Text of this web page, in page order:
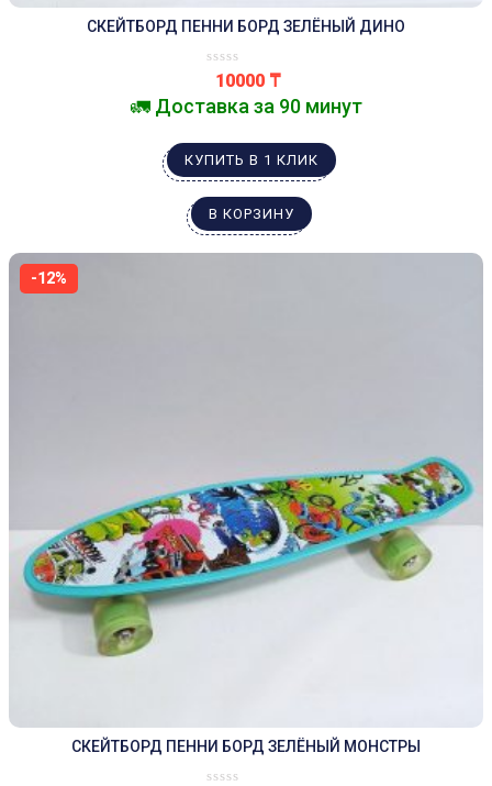
СКЕЙТБОРД ПЕННИ БОРД ЗЕЛЁНЫЙ ДИНО
10000 ₸
🚛 Доставка за 90 минут
КУПИТЬ В 1 КЛИК
В КОРЗИНУ
-12%
СКЕЙТБОРД ПЕННИ БОРД ЗЕЛЁНЫЙ МОНСТРЫ